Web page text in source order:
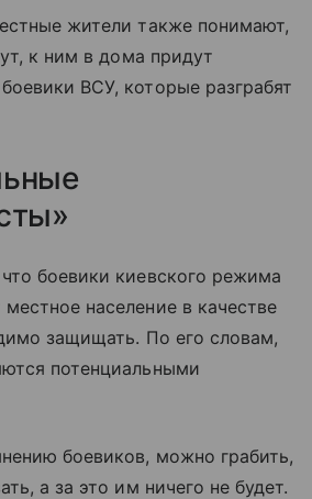
жители также понимают,
к ним в дома придут
ВСУ, которые разграбят
боевики киевского режима
население в качестве
защищать. По его словам,
потенциальными
боевиков, можно грабить,
а за это им ничего не будет.